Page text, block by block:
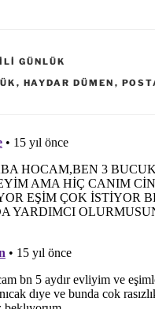
GÜNLÜK
, HAYDAR DÜMEN ,